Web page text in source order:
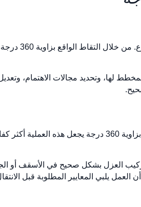
يعد تتبع تقدم البناء
لها، وتحديد مجالات الاهتمام،
يعد ضمان جودة العمل من أهم الأولويات في البناء، كما أن التصوير
استخدام صور بزاوية 360 درجة للتأكد من تركيب العزل
يلبي المعايير المطلوبة قبل